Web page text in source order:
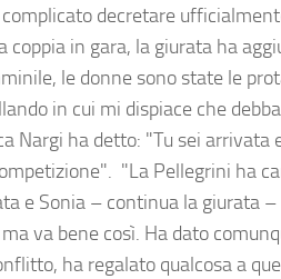
decretare
coppia in gara, la giurata ha
le donne sono state le
in cui mi dispiace che
Nargi ha detto: "Tu sei arrivata
"La Pellegrini ha
e Sonia – continua la giurata
va bene così. Ha dato
ha regalato qualcosa a